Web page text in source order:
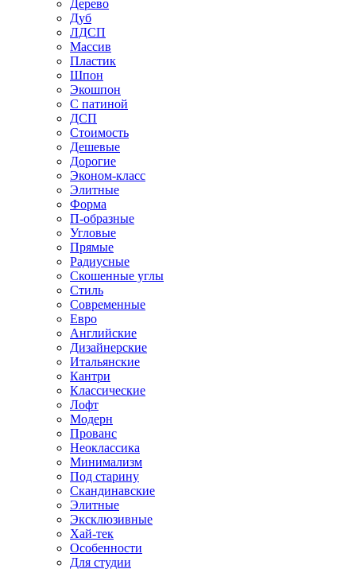
Дерево
Дуб
ЛДСП
Массив
Пластик
Шпон
Экошпон
С патиной
ДСП
Стоимость
Дешевые
Дорогие
Эконом-класс
Элитные
Форма
П-образные
Угловые
Прямые
Радиусные
Скошенные углы
Стиль
Современные
Евро
Английские
Дизайнерские
Итальянские
Кантри
Классические
Лофт
Модерн
Прованс
Неоклассика
Минимализм
Под старину
Скандинавские
Элитные
Эксклюзивные
Хай-тек
Особенности
Для студии